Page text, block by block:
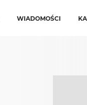
WIADOMOŚCI